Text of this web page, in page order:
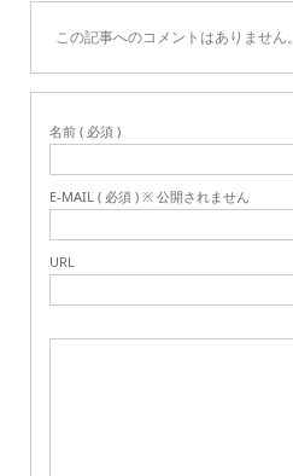
この記事へのコメントはありません。
名前 ( 必須 )
E-MAIL ( 必須 ) ※ 公開されません
URL